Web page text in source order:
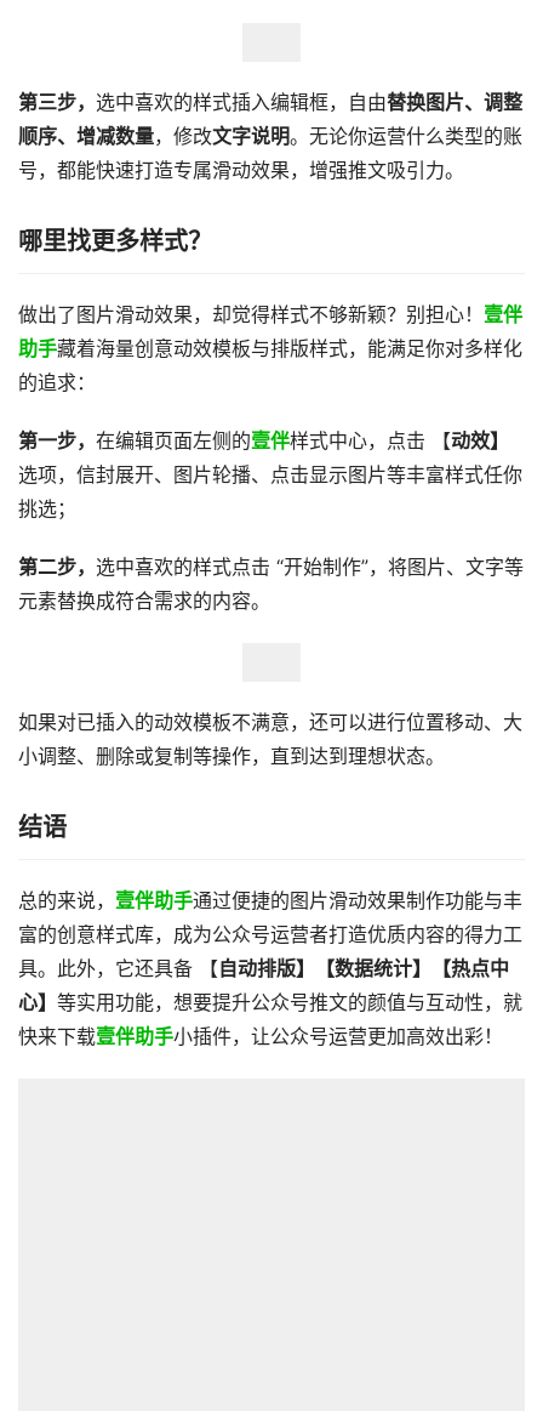
第三步， 选中喜欢的样式插入编辑框，自由替换图片、调整
顺序、增减数量，修改文字说明。无论你运营什么类型的账
号，都能快速打造专属滑动效果，增强推文吸引力。
哪里找更多样式？
做出了图片滑动效果，却觉得样式不够新颖？别担心！ 壹伴
助手藏着海量创意动效模板与排版样式，能满足你对多样化
的追求：
第一步， 在编辑页面左侧的壹伴样式中心，点击 【动效】
选项，信封展开、图片轮播、点击显示图片等丰富样式任你
挑选；
第二步， 选中喜欢的样式点击 “开始制作”，将图片、文字等
元素替换成符合需求的内容。
如果对已插入的动效模板不满意，还可以进行位置移动、大
小调整、删除或复制等操作，直到达到理想状态。
结语
总的来说， 壹伴助手通过便捷的图片滑动效果制作功能与丰
富的创意样式库，成为公众号运营者打造优质内容的得力工
具。此外，它还具备 【自动排版】【数据统计】【热点中
心】 等实用功能，想要提升公众号推文的颜值与互动性，就
快来下载壹伴助手小插件，让公众号运营更加高效出彩！